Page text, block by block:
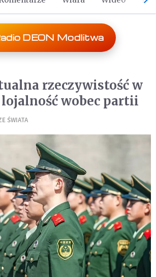
DEON Modlitwa
rzeczywistość w
wobec partii
ŚWIATA